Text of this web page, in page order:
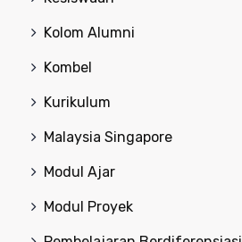
Kolom Alumni
Kombel
Kurikulum
Malaysia Singapore
Modul Ajar
Modul Proyek